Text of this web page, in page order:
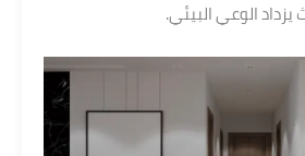
الوعي البيئي.